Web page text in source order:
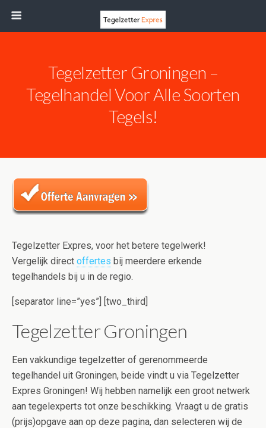
Tegelzetter Groningen –
Tegelhandel Voor Alle Soorten
Tegels!
Tegelzetter Expres, voor het betere tegelwerk!
Vergelijk direct offertes bij meerdere erkende
tegelhandels bij u in de regio.
[separator line=”yes”] [two_third]
Tegelzetter Groningen
Een vakkundige tegelzetter of gerenommeerde
tegelhandel uit Groningen, beide vindt u via Tegelzetter
Expres Groningen! Wij hebben namelijk een groot netwerk
aan tegelexperts tot onze beschikking. Vraagt u de gratis
(prijs)opgave aan op deze pagina, dan selecteren wij de